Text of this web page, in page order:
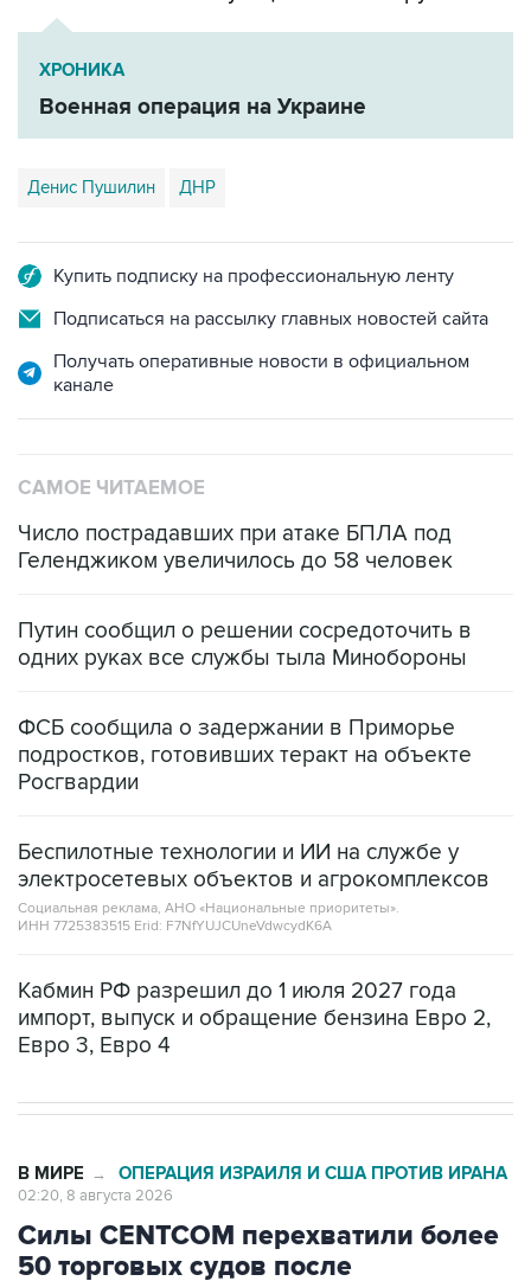
ХРОНИКА
Военная операция на Украине
Денис Пушилин ДНР
Подписаться на рассылку главных новостей сайта
Получать оперативные новости в официальном
Число пострадавших при атаке БПЛА под
Путин сообщил о решении сосредоточить в
ФСБ сообщила о задержании в Приморье
Росгвардии
Беспилотные технологии и ИИ на службе у
Социальная реклама, АНО «Национальные приоритеты».
ИНН 7725383515 Erid: F7NfYUJCUneVdwcydK6A
Кабмин РФ разрешил до 1 июля 2027 года
Евро 3, Евро 4
Силы CENTCOM перехватили более
50 торговых судов после
возобновления блокады Ирана